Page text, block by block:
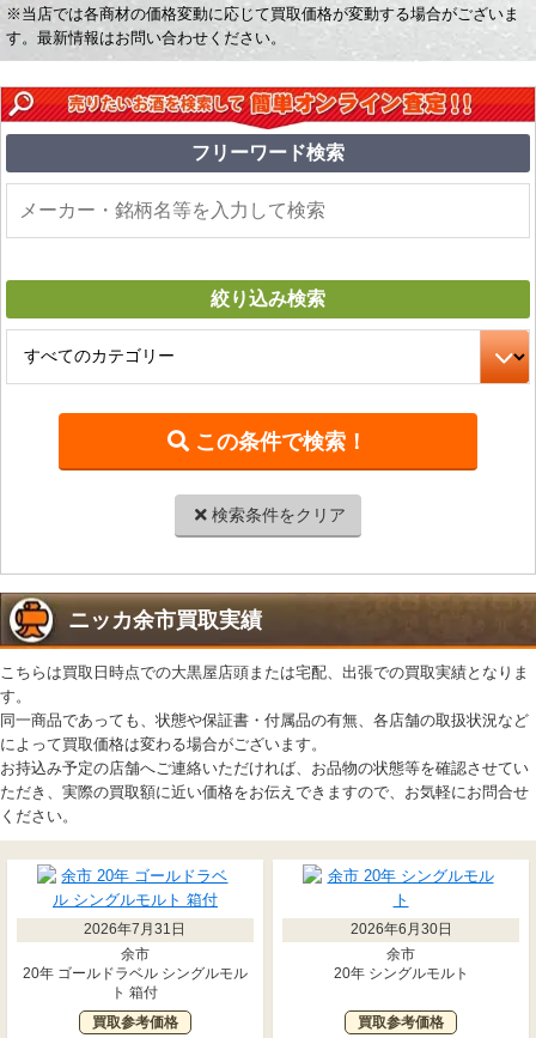
※当店では各商材の価格変動に応じて買取価格が変動する場合がございま
す。最新情報はお問い合わせください。
フリーワード検索
絞り込み検索
検索条件をクリア
ニッカ余市買取実績
こちらは買取日時点での大黒屋店頭または宅配、出張での買取実績となりま
す。
同一商品であっても、状態や保証書・付属品の有無、各店舗の取扱状況など
によって買取価格は変わる場合がございます。
お持込み予定の店舗へご連絡いただければ、お品物の状態等を確認させてい
ただき、実際の買取額に近い価格をお伝えできますので、お気軽にお問合せ
ください。
2026年7月31日
余市
20年 ゴールドラベル シングルモル
ト 箱付
買取参考価格
2026年6月30日
余市
20年 シングルモルト
買取参考価格